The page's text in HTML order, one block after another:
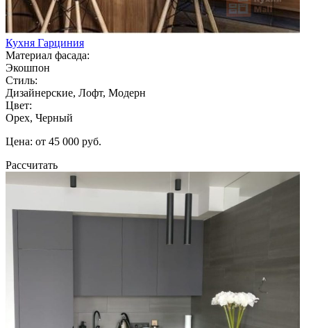
Кухня Гарциния
Материал фасада:
Экошпон
Стиль:
Дизайнерские, Лофт, Модерн
Цвет:
Орех, Черный
Цена: от 45 000 руб.
Рассчитать